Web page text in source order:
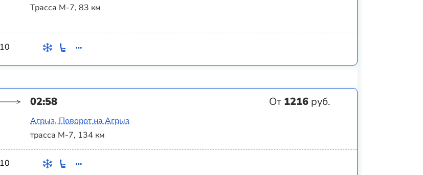
Трасса М-7, 83 км
10
02:58 От 1216 руб.
Агрыз, Поворот на Агрыз
трасса М-7, 134 км
10